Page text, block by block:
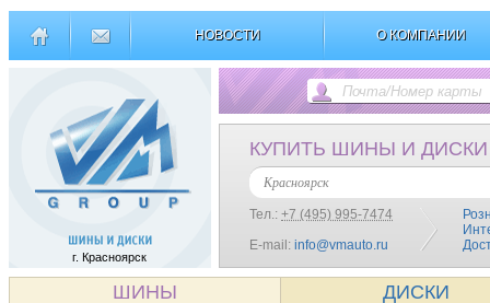
НОВОСТИ О КОМПАНИИ
г. Красноярск
КУПИТЬ ШИНЫ И ДИСКИ
Красноярск
Тел.: +7 (495) 995-7474
E-mail: info@vmauto.ru
ШИНЫ ДИСКИ